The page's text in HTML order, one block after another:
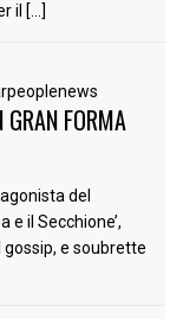
il […]
GRAN FORMA
del
e il Secchione’,
e soubrette